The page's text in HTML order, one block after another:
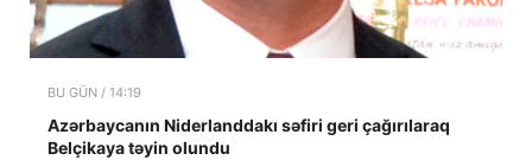
BU GÜN / 14:19
Azərbaycanın Niderlanddakı səfiri geri çağırılaraq
Belçikaya təyin olundu